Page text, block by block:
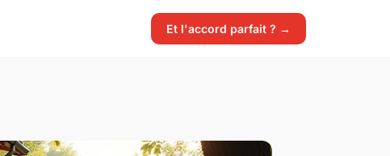
Et l'accord parfait ? →